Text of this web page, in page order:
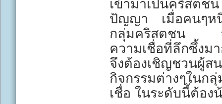
เข้ามาเป็นคริสต
ปัญญา เมื่อคนๆหนึ่
กลุ่มคริสตชน จะ
ความเชื่อที่ลึกซึ้งม
จึงต้องเชิญชวนผู้
กิจกรรมต่างๆใน
เชื่อ ในระดับนี้ต้อง